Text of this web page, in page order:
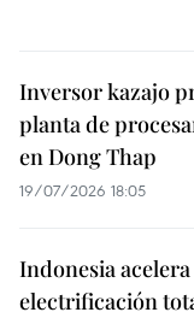
Inversor kazajo
planta de
en Dong Thap
19/07/2026 18:05
Indonesia
electrificación